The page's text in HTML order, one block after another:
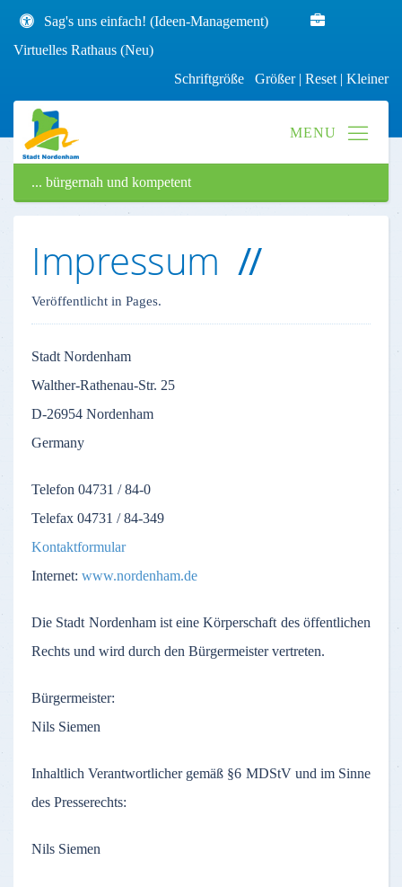
Sag's uns einfach! (Ideen-Management)
Virtuelles Rathaus (Neu)
Schriftgröße Größer| Reset | Kleiner
... bürgernah und kompetent
Impressum
Veröffentlicht in Pages.
Stadt Nordenham
Walther-Rathenau-Str. 25
D-26954 Nordenham
Germany
Telefon 04731 / 84-0
Telefax 04731 / 84-349
Kontaktformular
Internet: www.nordenham.de
Die Stadt Nordenham ist eine Körperschaft desöffentlichen
Rechts und wird durch den Bürgermeister vertreten.
Bürgermeister:
Nils Siemen
Inhaltlich Verantwortlicher gemäß §6 MDStVund im Sinne
des Presserechts:
Nils Siemen